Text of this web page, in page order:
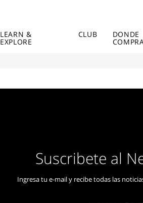
LEARN &
EXPLORE
CLUB DONDE
Suscribete al
Ingresa tu e-mail y recibe todas las